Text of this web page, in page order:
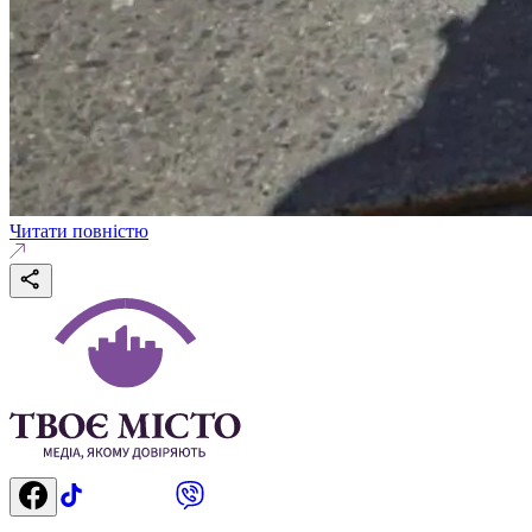
Читати повністю